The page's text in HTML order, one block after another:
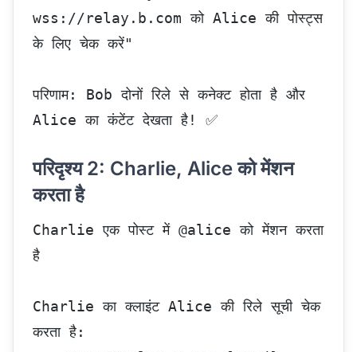
wss://relay.b.com को Alice की पोस्ट्स
के लिए चेक करें"
परिणाम: Bob दोनों रिले से कनेक्ट होता है और
Alice का कंटेंट देखता है! ✅
परिदृश्य 2: Charlie, Alice को मेंशन
करता है
Charlie एक पोस्ट में @alice को मेंशन करता
है
Charlie का क्लाइंट Alice की रिले सूची चेक
करता है: